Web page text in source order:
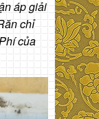
áp giải
chỉ
của